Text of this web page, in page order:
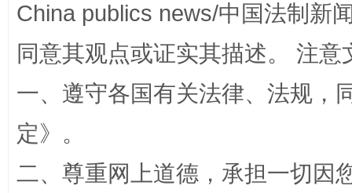
China publics news/中国法制新
同意其观点或证实其描述。 注
一、遵守各国有关法律、法规，
定》。
二、尊重网上道德，承担一切因